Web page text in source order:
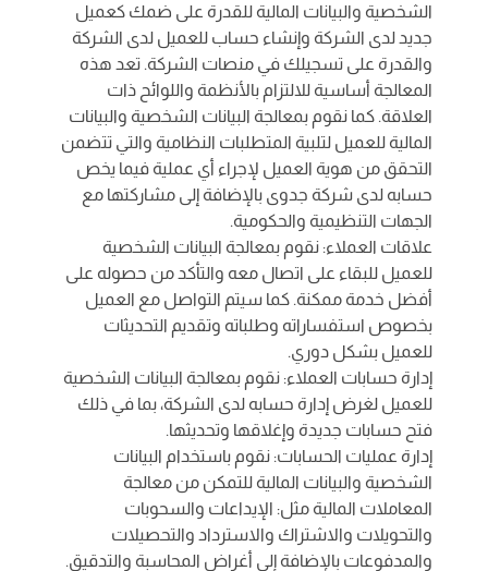
الشخصية والبيانات المالية للقدرة على ضمك كعميل
جديد لدى الشركة وإنشاء حساب للعميل لدى الشركة
والقدرة على تسجيلك في منصات الشركة. تعد هذه
المعالجة أساسية للالتزام بالأنظمة واللوائح ذات
العلاقة. كما نقوم بمعالجة البيانات الشخصية والبيانات
المالية للعميل لتلبية المتطلبات النظامية والتي تتضمن
التحقق من هوية العميل لإجراء أي عملية فيما يخص
حسابه لدى شركة جدوى بالإضافة إلى مشاركتها مع
الجهات التنظيمية والحكومية.
علاقات العملاء: نقوم بمعالجة البيانات الشخصية
للعميل للبقاء على اتصال معه والتأكد من حصوله على
أفضل خدمة ممكنة. كما سيتم التواصل مع العميل
بخصوص استفساراته وطلباته وتقديم التحديثات
للعميل بشكل دوري.
إدارة حسابات العملاء: نقوم بمعالجة البيانات الشخصية
للعميل لغرض إدارة حسابه لدى الشركة، بما في ذلك
فتح حسابات جديدة وإغلاقها وتحديثها.
إدارة عمليات الحسابات: نقوم باستخدام البيانات
الشخصية والبيانات المالية للتمكن من معالجة
المعاملات المالية مثل: الإيداعات والسحوبات
والتحويلات والاشتراك والاسترداد والتحصيلات
والمدفوعات بالإضافة إلى أغراض المحاسبة والتدقيق.